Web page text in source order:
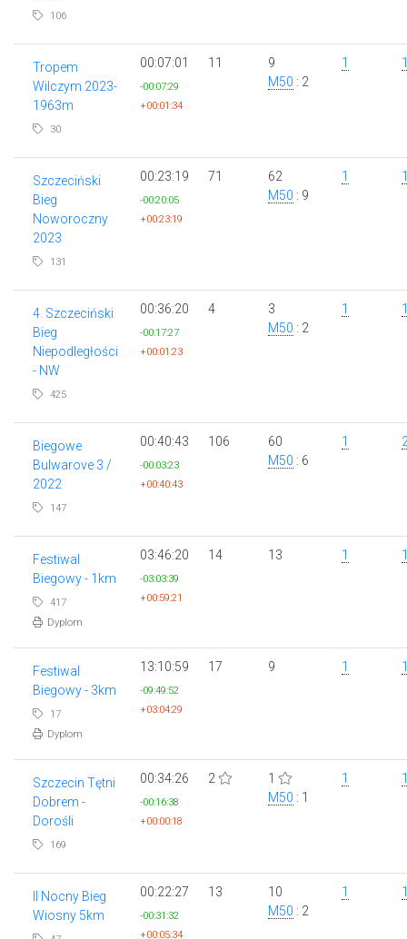
106
Tropem
Wilczym 2023-
1963m
30
00:07:01
-00:07:29
+00:01:34
11
9
M50 : 2
1
Szczeciński
Bieg
Noworoczny
2023
131
00:23:19
-00:20:05
+00:23:19
71
62
M50 : 9
1
4. Szczeciński
Bieg
Niepodległości
- NW
425
00:36:20
-00:17:27
+00:01:23
4
3
M50 : 2
1
Biegowe
Bulwarove 3 /
2022
147
00:40:43
-00:03:23
+00:40:43
106
60
M50 : 6
1
Festiwal
Biegowy - 1km
417
Dyplom
03:46:20
-03:03:39
+00:59:21
14 13 1
Festiwal
Biegowy - 3km
17
Dyplom
13:10:59
-09:49:52
+03:04:29
17 9 1
Szczecin Tętni
Dobrem -
Dorośli
169
00:34:26
-00:16:38
+00:00:18
2
1
M50 : 1
1
II Nocny Bieg
Wiosny 5km
00:22:27
-00:31:32
+00:05:34
13
10
M50 : 2
1